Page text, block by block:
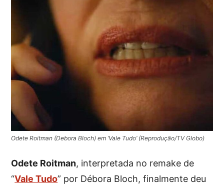
Odete Roitman (Debora Bloch) em ‘Vale Tudo’ (Reprodução/TV Globo)
Odete Roitman, interpretada no remake de
“Vale Tudo” por Débora Bloch, finalmente deu